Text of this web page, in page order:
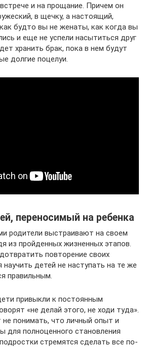
и на прощание. Причем он
в щечку, а настоящий,
будто вы не женаты, как когда вы
и еще не успели насытиться друг
хранить брак, пока в нем будут
долгие поцелуи.
переносимый на ребенка
родители выстраивают на своем
из пройденных жизненных этапов.
повторение своих
детей не наступать на те же
правильным.
привыкли к постоянным
«не делай этого, не ходи туда».
понимать, что личный опыт и
для полноценного становления
стремятся сделать все по-